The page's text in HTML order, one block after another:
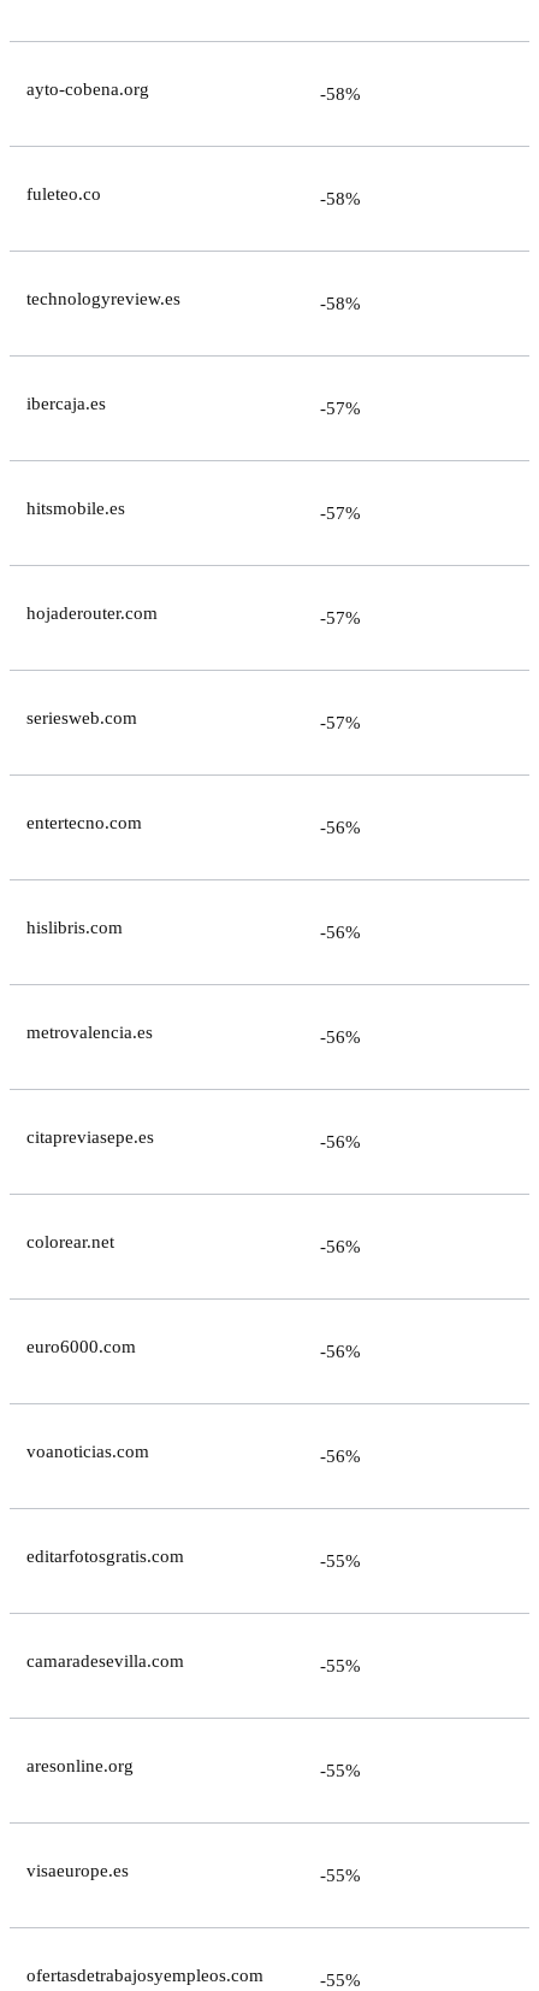
ayto-cobena.org -58%
fuleteo.co -58%
technologyreview.es -58%
ibercaja.es -57%
hitsmobile.es -57%
hojaderouter.com -57%
seriesweb.com -57%
entertecno.com -56%
hislibris.com -56%
metrovalencia.es -56%
citapreviasepe.es -56%
colorear.net -56%
euro6000.com -56%
voanoticias.com -56%
editarfotosgratis.com -55%
camaradesevilla.com -55%
aresonline.org -55%
visaeurope.es -55%
ofertasdetrabajosyempleos.com -55%